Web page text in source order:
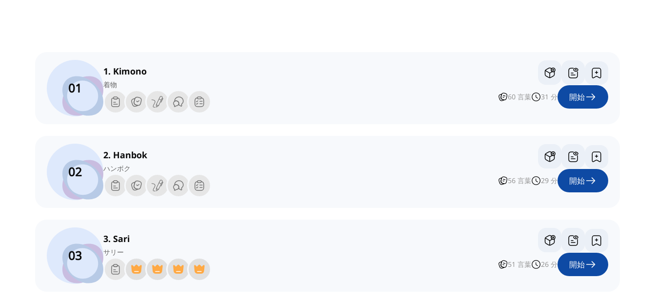
01
1. Kimono
着物
60 言葉 31 分 開始
02
2. Hanbok
ハンボク
56 言葉 29 分 開始
03
3. Sari
サリー
51 言葉 26 分 開始